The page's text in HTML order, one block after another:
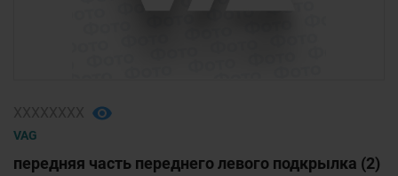
VAG
передняя часть переднего левого подкрылка (2)